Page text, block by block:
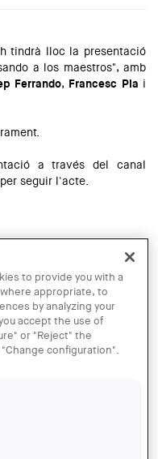
tindrà lloc la presentació
a los maestros"⁣, amb
Ferrando, Francesc Pla i
a través del canal
per seguir l'acte.
de viajes. Revisando
Bustamante, arquitecte,
, director de serveis de
a la Capell sobre:
to provide you with a
appropriate, to
by analyzing your
accept the use of
or "Reject" the
configuration".